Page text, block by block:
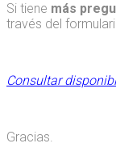
Si tiene más
través del
Consultar
Gracias.